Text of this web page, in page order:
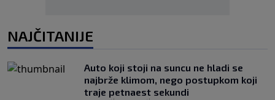
NAJČITANIJE
Auto koji stoji na suncu ne hladi se
najbrže klimom, nego postupkom koji
traje petnaest sekundi